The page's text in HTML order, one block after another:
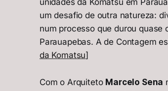
unidades da Komatsu em
um desafio de outra natureza:
num processo que durou
Parauapebas. A de Contagem
da Komatsu]
Com o Arquiteto Marcelo Sena